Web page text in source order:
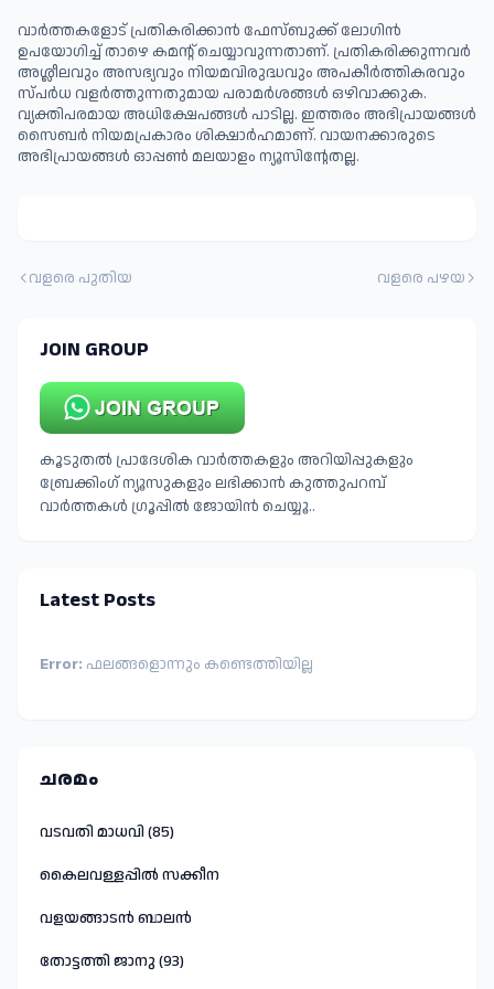
വാർത്തകളോട് പ്രതികരിക്കാൻ ഫേസ്ബുക്ക് ലോഗിൻ
ഉപയോഗിച്ച് താഴെ കമന്റ് ചെയ്യാവുന്നതാണ്. പ്രതികരിക്കുന്നവര്‍
അശ്ലീലവും അസഭ്യവും നിയമവിരുദ്ധവും അപകീര്‍ത്തികരവും
സ്പര്‍ധ വളര്‍ത്തുന്നതുമായ പരാമര്‍ശങ്ങള്‍ ഒഴിവാക്കുക.
വ്യക്തിപരമായ അധിക്ഷേപങ്ങള്‍ പാടില്ല. ഇത്തരം അഭിപ്രായങ്ങള്‍
സൈബര്‍ നിയമപ്രകാരം ശിക്ഷാര്‍ഹമാണ്. വായനക്കാരുടെ
അഭിപ്രായങ്ങള്‍ ഓപ്പൺ മലയാളം ന്യൂസിന്റേതല്ല.
വളരെ പുതിയ വളരെ പഴയ
JOIN GROUP
കൂടുതൽ പ്രാദേശിക വാർത്തകളും അറിയിപ്പുകളും
ബ്രേക്കിംഗ് ന്യൂസുകളും ലഭിക്കാൻ കുത്തുപറമ്പ്
വാർത്തകൾ ഗ്രൂപ്പിൽ ജോയിൻ ചെയ്യൂ..
Latest Posts
Error: ഫലങ്ങളൊന്നും കണ്ടെത്തിയില്ല
ചരമം
വടവതി മാധവി (85)
കൈലവള്ളപ്പിൽ സക്കീന
വളയങ്ങാടൻ ബാലൻ
തോട്ടത്തി ജാനു (93)